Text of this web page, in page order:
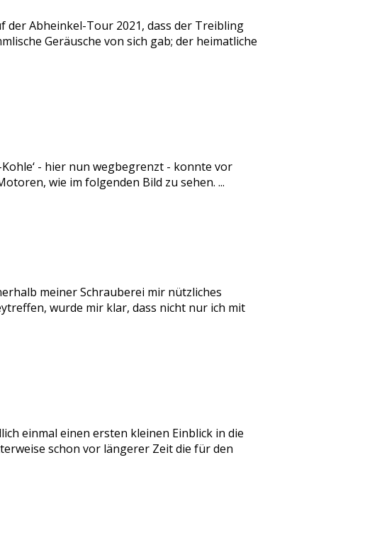
der Abheinkel-Tour 2021, dass der Treibling
Geräusche von sich gab; der heimatliche
- hier nun wegbegrenzt - konnte vor
wie im folgenden Bild zu sehen. ...
meiner Schrauberei mir nützliches
wurde mir klar, dass nicht nur ich mit
einmal einen ersten kleinen Einblick in die
schon vor längerer Zeit die für den